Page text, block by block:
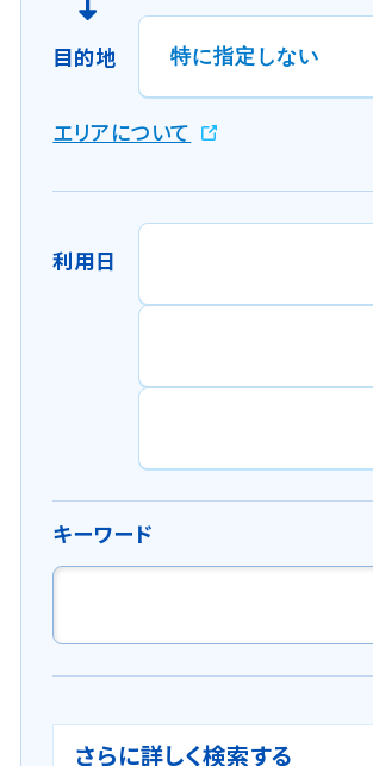
目的地
新
ウ
ン
ド
エリアについて
利用日
キーワード
さらに詳しく検索する